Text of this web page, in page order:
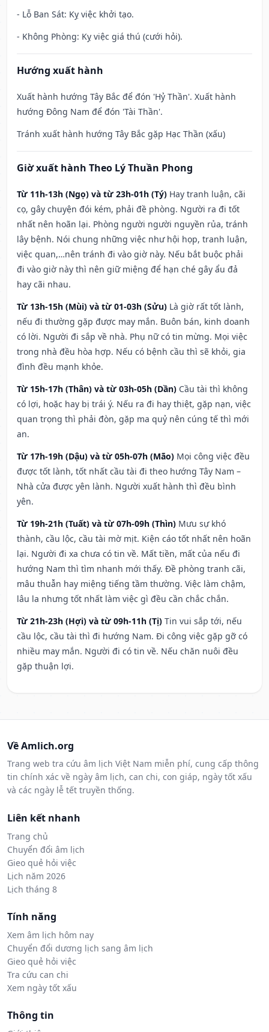
- Lỗ Ban Sát: Kỵ việc khởi tạo.
- Không Phòng: Kỵ việc giá thú (cưới hỏi).
Hướng xuất hành
Xuất hành hướng Tây Bắc để đón 'Hỷ Thần'. Xuất hành
hướng Đông Nam để đón 'Tài Thần'.
Tránh xuất hành hướng Tây Bắc gặp Hạc Thần (xấu)
Giờ xuất hành Theo Lý Thuần Phong
Từ 11h-13h (Ngọ) và từ 23h-01h (Tý) Hay tranh luận, cãi
cọ, gây chuyện đói kém, phải đề phòng. Người ra đi tốt
nhất nên hoãn lại. Phòng người người nguyền rủa, tránh
lây bệnh. Nói chung những việc như hội họp, tranh luận,
việc quan,…nên tránh đi vào giờ này. Nếu bắt buộc phải
đi vào giờ này thì nên giữ miệng để hạn ché gây ẩu đả
hay cãi nhau.
Từ 13h-15h (Mùi) và từ 01-03h (Sửu) Là giờ rất tốt lành,
nếu đi thường gặp được may mắn. Buôn bán, kinh doanh
có lời. Người đi sắp về nhà. Phụ nữ có tin mừng. Mọi việc
trong nhà đều hòa hợp. Nếu có bệnh cầu thì sẽ khỏi, gia
đình đều mạnh khỏe.
Từ 15h-17h (Thân) và từ 03h-05h (Dần) Cầu tài thì không
có lợi, hoặc hay bị trái ý. Nếu ra đi hay thiệt, gặp nạn, việc
quan trọng thì phải đòn, gặp ma quỷ nên cúng tế thì mới
an.
Từ 17h-19h (Dậu) và từ 05h-07h (Mão) Mọi công việc đều
được tốt lành, tốt nhất cầu tài đi theo hướng Tây Nam –
Nhà cửa được yên lành. Người xuất hành thì đều bình
yên.
Từ 19h-21h (Tuất) và từ 07h-09h (Thìn) Mưu sự khó
thành, cầu lộc, cầu tài mờ mịt. Kiện cáo tốt nhất nên hoãn
lại. Người đi xa chưa có tin về. Mất tiền, mất của nếu đi
hướng Nam thì tìm nhanh mới thấy. Đề phòng tranh cãi,
mâu thuẫn hay miệng tiếng tầm thường. Việc làm chậm,
lâu la nhưng tốt nhất làm việc gì đều cần chắc chắn.
Từ 21h-23h (Hợi) và từ 09h-11h (Tị) Tin vui sắp tới, nếu
cầu lộc, cầu tài thì đi hướng Nam. Đi công việc gặp gỡ có
nhiều may mắn. Người đi có tin về. Nếu chăn nuôi đều
gặp thuận lợi.
Về Amlich.org
Trang web tra cứu âm lịch Việt Nam miễn phí, cung cấp thông
tin chính xác về ngày âm lịch, can chi, con giáp, ngày tốt xấu
và các ngày lễ tết truyền thống.
Liên kết nhanh
Trang chủ
Chuyển đổi âm lịch
Gieo quẻ hỏi việc
Lịch năm 2026
Lịch tháng 8
Tính năng
Xem âm lịch hôm nay
Chuyển đổi dương lịch sang âm lịch
Gieo quẻ hỏi việc
Tra cứu can chi
Xem ngày tốt xấu
Thông tin